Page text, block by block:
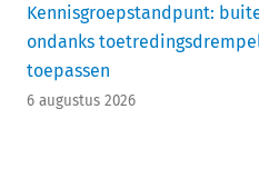
Kennisgroepstandpunt:
ondanks
toepassen
6 augustus 2026